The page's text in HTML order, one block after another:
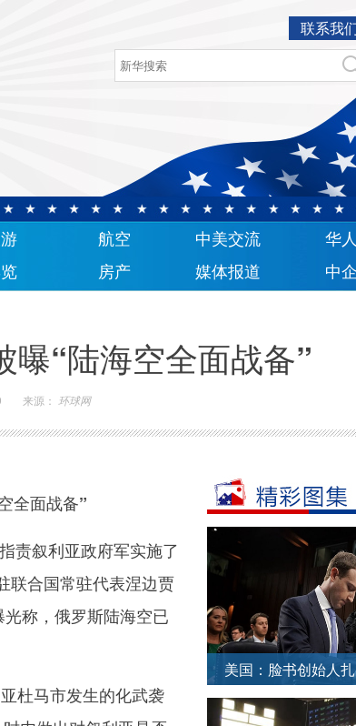
联系我
航空 中美交流
华人
房产 媒体报道 中企
曝“陆海空全面战备”
来源： 环球网
全面战备”
叙利亚政府军实施了
联合国常驻代表涅边贾
称，俄罗斯陆海空已
杜马市发生的化武袭
美国：脸书创始人
被记者